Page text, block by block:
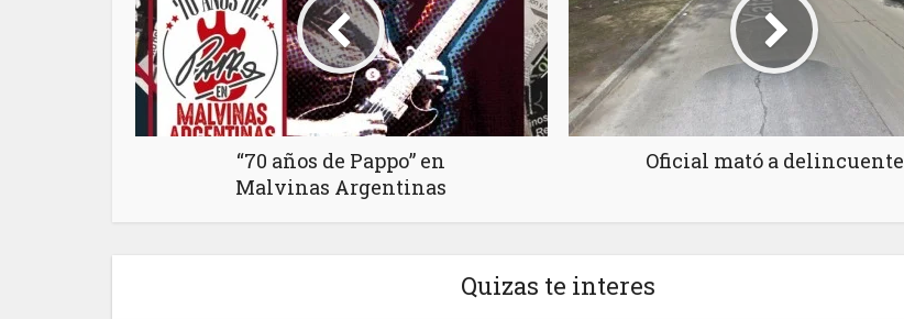
“70 años de Pappo” en
Malvinas Argentinas
Oficial mató a delincuente
Quizas te interes